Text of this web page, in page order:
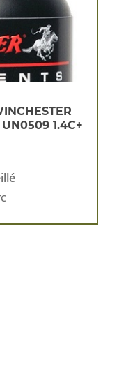
1.4C+